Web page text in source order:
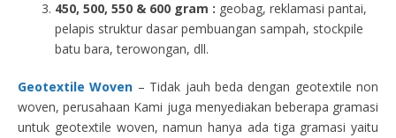
450, 500, 550 & 600 gram : geobag, reklamasi pantai,
pelapis struktur dasar pembuangan sampah, stockpile
batu bara, terowongan, dll.
Geotextile Woven – Tidak jauh beda dengan geotextile non
woven, perusahaan Kami juga menyediakan beberapa gramasi
untuk geotextile woven, namun hanya ada tiga gramasi yaitu